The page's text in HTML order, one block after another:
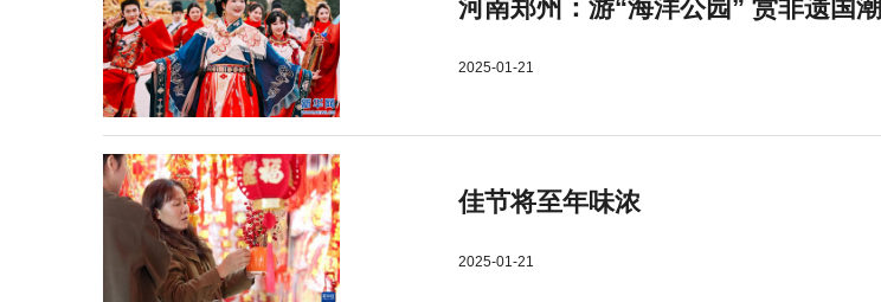
河南郑州：游“海洋公园” 赏非遗国潮
2025-01-21
佳节将至年味浓
2025-01-21